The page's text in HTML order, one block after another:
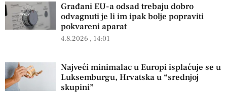
Građani EU-a odsad trebaju dobro
odvagnuti je li im ipak bolje popraviti
pokvareni aparat
4.8.2026 14:01
Najveći minimalac u Europi isplaćuje se u
Luksemburgu, Hrvatska u “srednjoj
skupini”